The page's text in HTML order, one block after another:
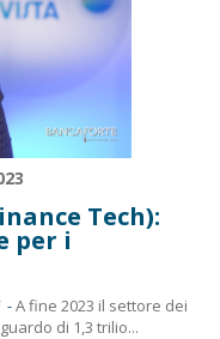
Tech):
per i
-A fine 2023 il settore dei
di 1,3 trilio...